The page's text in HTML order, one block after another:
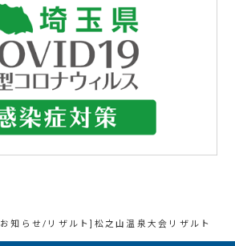
[お知らせ/リザルト]松之山温泉大会リザルト